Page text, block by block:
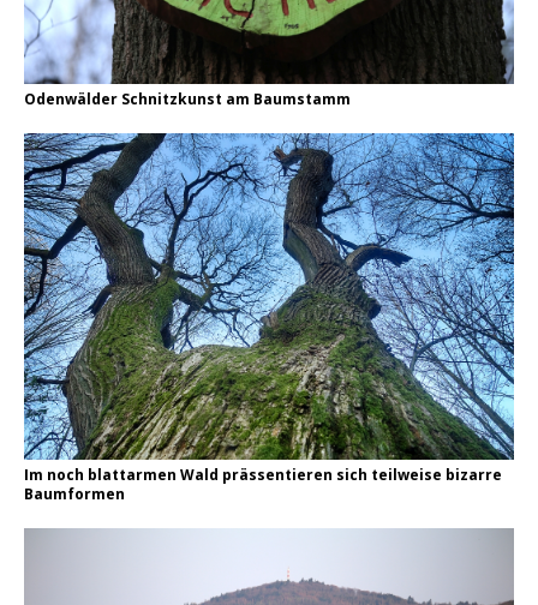
Odenwälder Schnitzkunst am Baumstamm
Im noch blattarmen Wald prässentieren sich teilweise bizarre
Baumformen